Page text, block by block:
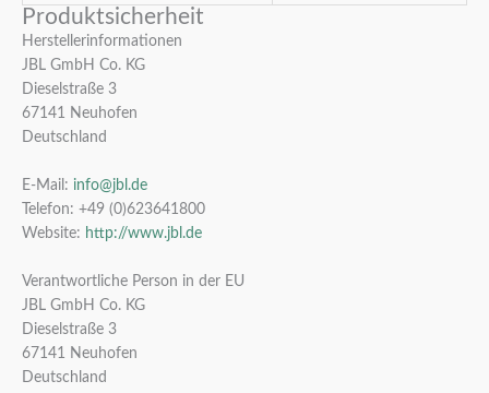
Produktsicherheit
Herstellerinformationen
JBL GmbH Co. KG
Dieselstraße 3
67141 Neuhofen
Deutschland
E-Mail: info@jbl.de
Telefon: +49 (0)623641800
Website: http://www.jbl.de
Verantwortliche Person in der EU
JBL GmbH Co. KG
Dieselstraße 3
67141 Neuhofen
Deutschland